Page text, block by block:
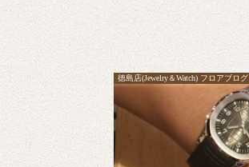
徳島店(Jewelry＆Watch) フロアブログ